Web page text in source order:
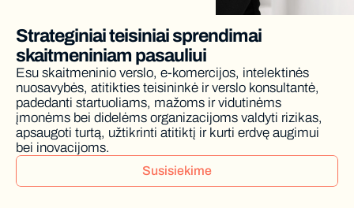
Strateginiai teisiniai sprendimai
skaitmeniniam pasauliui
Esu skaitmeninio verslo, e-komercijos, intelektinės
nuosavybės, atitikties teisininkė ir verslo konsultantė,
padedanti startuoliams, mažoms ir vidutinėms
įmonėms bei didelėms organizacijoms valdyti rizikas,
apsaugoti turtą, užtikrinti atitiktį ir kurti erdvę augimui
bei inovacijoms.
Susisiekime